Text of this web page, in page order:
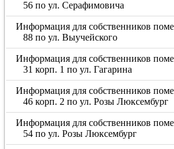
56 по ул. Серафимовича
Информация для собственников
88 по ул. Выучейского
Информация для собственников
31 корп. 1 по ул. Гагарина
Информация для собственников
46 корп. 2 по ул. Розы Люксембург
Информация для собственников
54 по ул. Розы Люксембург